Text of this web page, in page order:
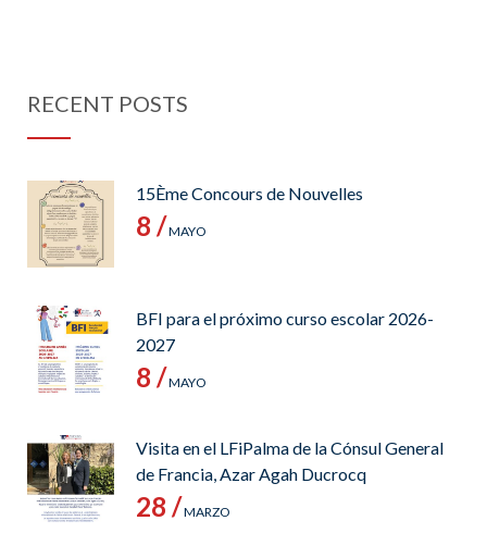
RECENT POSTS
15Ème Concours de Nouvelles
8 /MAYO
BFI para el próximo curso escolar 2026-
2027
8 /MAYO
Visita en el LFiPalma de la Cónsul General
de Francia, Azar Agah Ducrocq
28 /MARZO